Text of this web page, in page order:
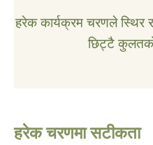
हरेक कार्यक्रम चरणले स्थिर
छिट्टै
हरेक चरणमा सटीकता